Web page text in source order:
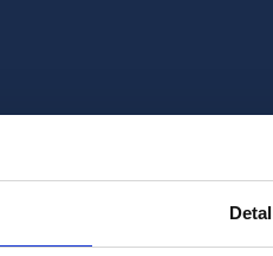
link